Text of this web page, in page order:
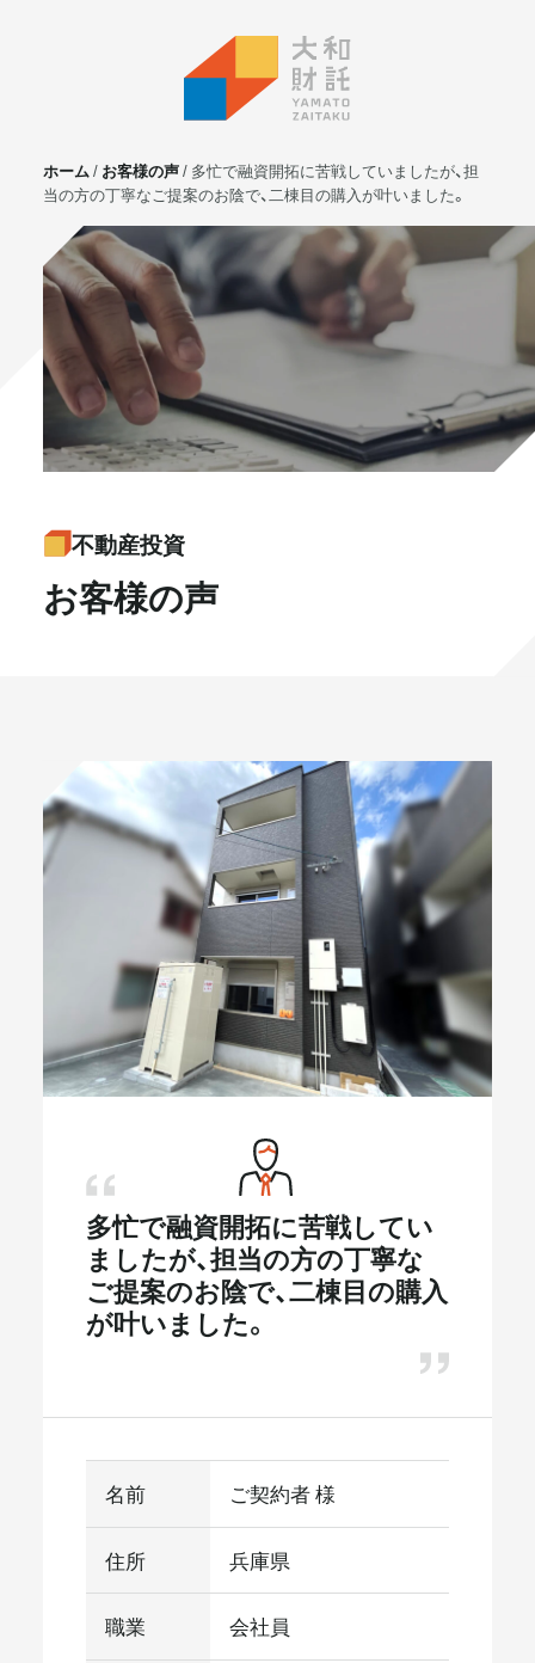
サービス
不動産投資
⼟地活⽤
マンション管理
実需用戸建・マンション
ホテル事業
書籍・メディア
会社情報
代表メッセージ
不動産を売りたい方
プライベート相談お申し込み
ホーム お客様の声 多忙で融資開拓に苦戦していましたが、担
当の方の丁寧なご提案のお陰で、二棟目の購入が叶いました。
不動産投資
お客様の声
多忙で融資開拓に苦戦してい
ましたが、担当の方の丁寧な
ご提案のお陰で、二棟目の購入
が叶いました。
名前 ご契約者 様
住所 兵庫県
職業 会社員